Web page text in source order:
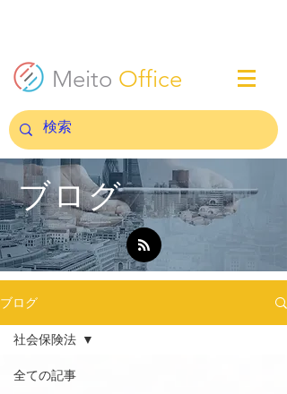
Meito Office
ブログ
ブログ
全ての記事
社会保険法